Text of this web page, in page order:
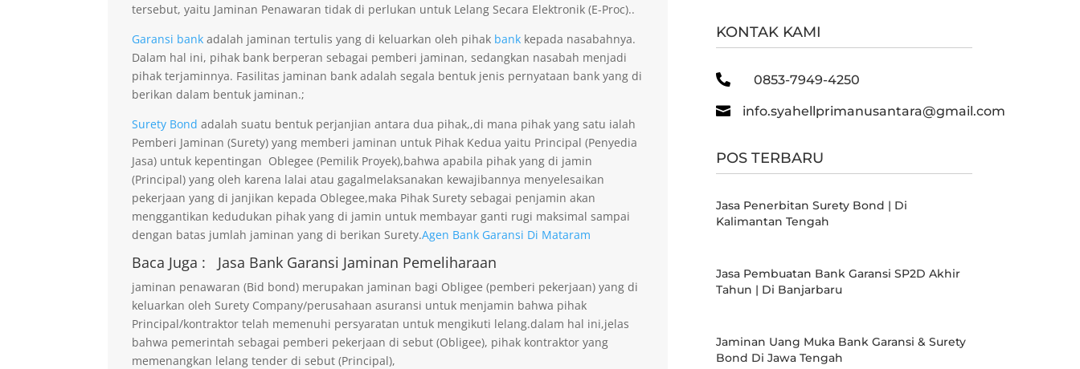
tersebut, yaitu Jaminan Penawaran tidak di perlukan untuk Lelang Secara Elektronik (E-Proc)..
Garansi bank adalah jaminan tertulis yang di keluarkan oleh pihak bank kepada nasabahnya.
Dalam hal ini, pihak bank berperan sebagai pemberi jaminan, sedangkan nasabah menjadi
pihak terjaminnya. Fasilitas jaminan bank adalah segala bentuk jenis pernyataan bank yang di
berikan dalam bentuk jaminan.;
Surety Bond adalah suatu bentuk perjanjian antara dua pihak,,di mana pihak yang satu ialah
Pemberi Jaminan (Surety) yang memberi jaminan untuk Pihak Kedua yaitu Principal (Penyedia
Jasa) untuk kepentingan Oblegee (Pemilik Proyek),bahwa apabila pihak yang di jamin
(Principal) yang oleh karena lalai atau gagalmelaksanakan kewajibannya menyelesaikan
pekerjaan yang di janjikan kepada Oblegee,maka Pihak Surety sebagai penjamin akan
menggantikan kedudukan pihak yang di jamin untuk membayar ganti rugi maksimal sampai
dengan batas jumlah jaminan yang di berikan Surety.Agen Bank Garansi Di Mataram
Baca Juga : Jasa Bank Garansi Jaminan Pemeliharaan
jaminan penawaran (Bid bond) merupakan jaminan bagi Obligee (pemberi pekerjaan) yang di
keluarkan oleh Surety Company/perusahaan asuransi untuk menjamin bahwa pihak
Principal/kontraktor telah memenuhi persyaratan untuk mengikuti lelang.dalam hal ini,jelas
bahwa pemerintah sebagai pemberi pekerjaan di sebut (Obligee), pihak kontraktor yang
memenangkan lelang tender di sebut (Principal),
KONTAK KAMI
 0853-7949-4250
 info.syahellprimanusantara@gmail.com
POS TERBARU
Jasa Penerbitan Surety Bond | Di
Kalimantan Tengah
Jasa Pembuatan Bank Garansi SP2D Akhir
Tahun | Di Banjarbaru
Jaminan Uang Muka Bank Garansi & Surety
Bond Di Jawa Tengah